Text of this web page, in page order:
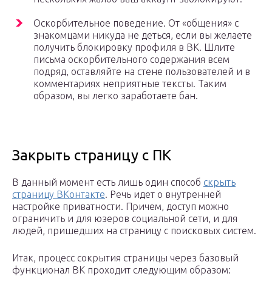
Оскорбительное поведение. От «общения» с
знакомцами никуда не деться, если вы желаете
получить блокировку профиля в ВК. Шлите
письма оскорбительного содержания всем
подряд, оставляйте на стене пользователей и в
комментариях неприятные тексты. Таким
образом, вы легко заработаете бан.
Закрыть страницу с ПК
В данный момент есть лишь один способ скрыть
страницу ВКонтакте. Речь идет о внутренней
настройке приватности. Причем, доступ можно
ограничить и для юзеров социальной сети, и для
людей, пришедших на страницу с поисковых систем.
Итак, процесс сокрытия страницы через базовый
функционал ВК проходит следующим образом: